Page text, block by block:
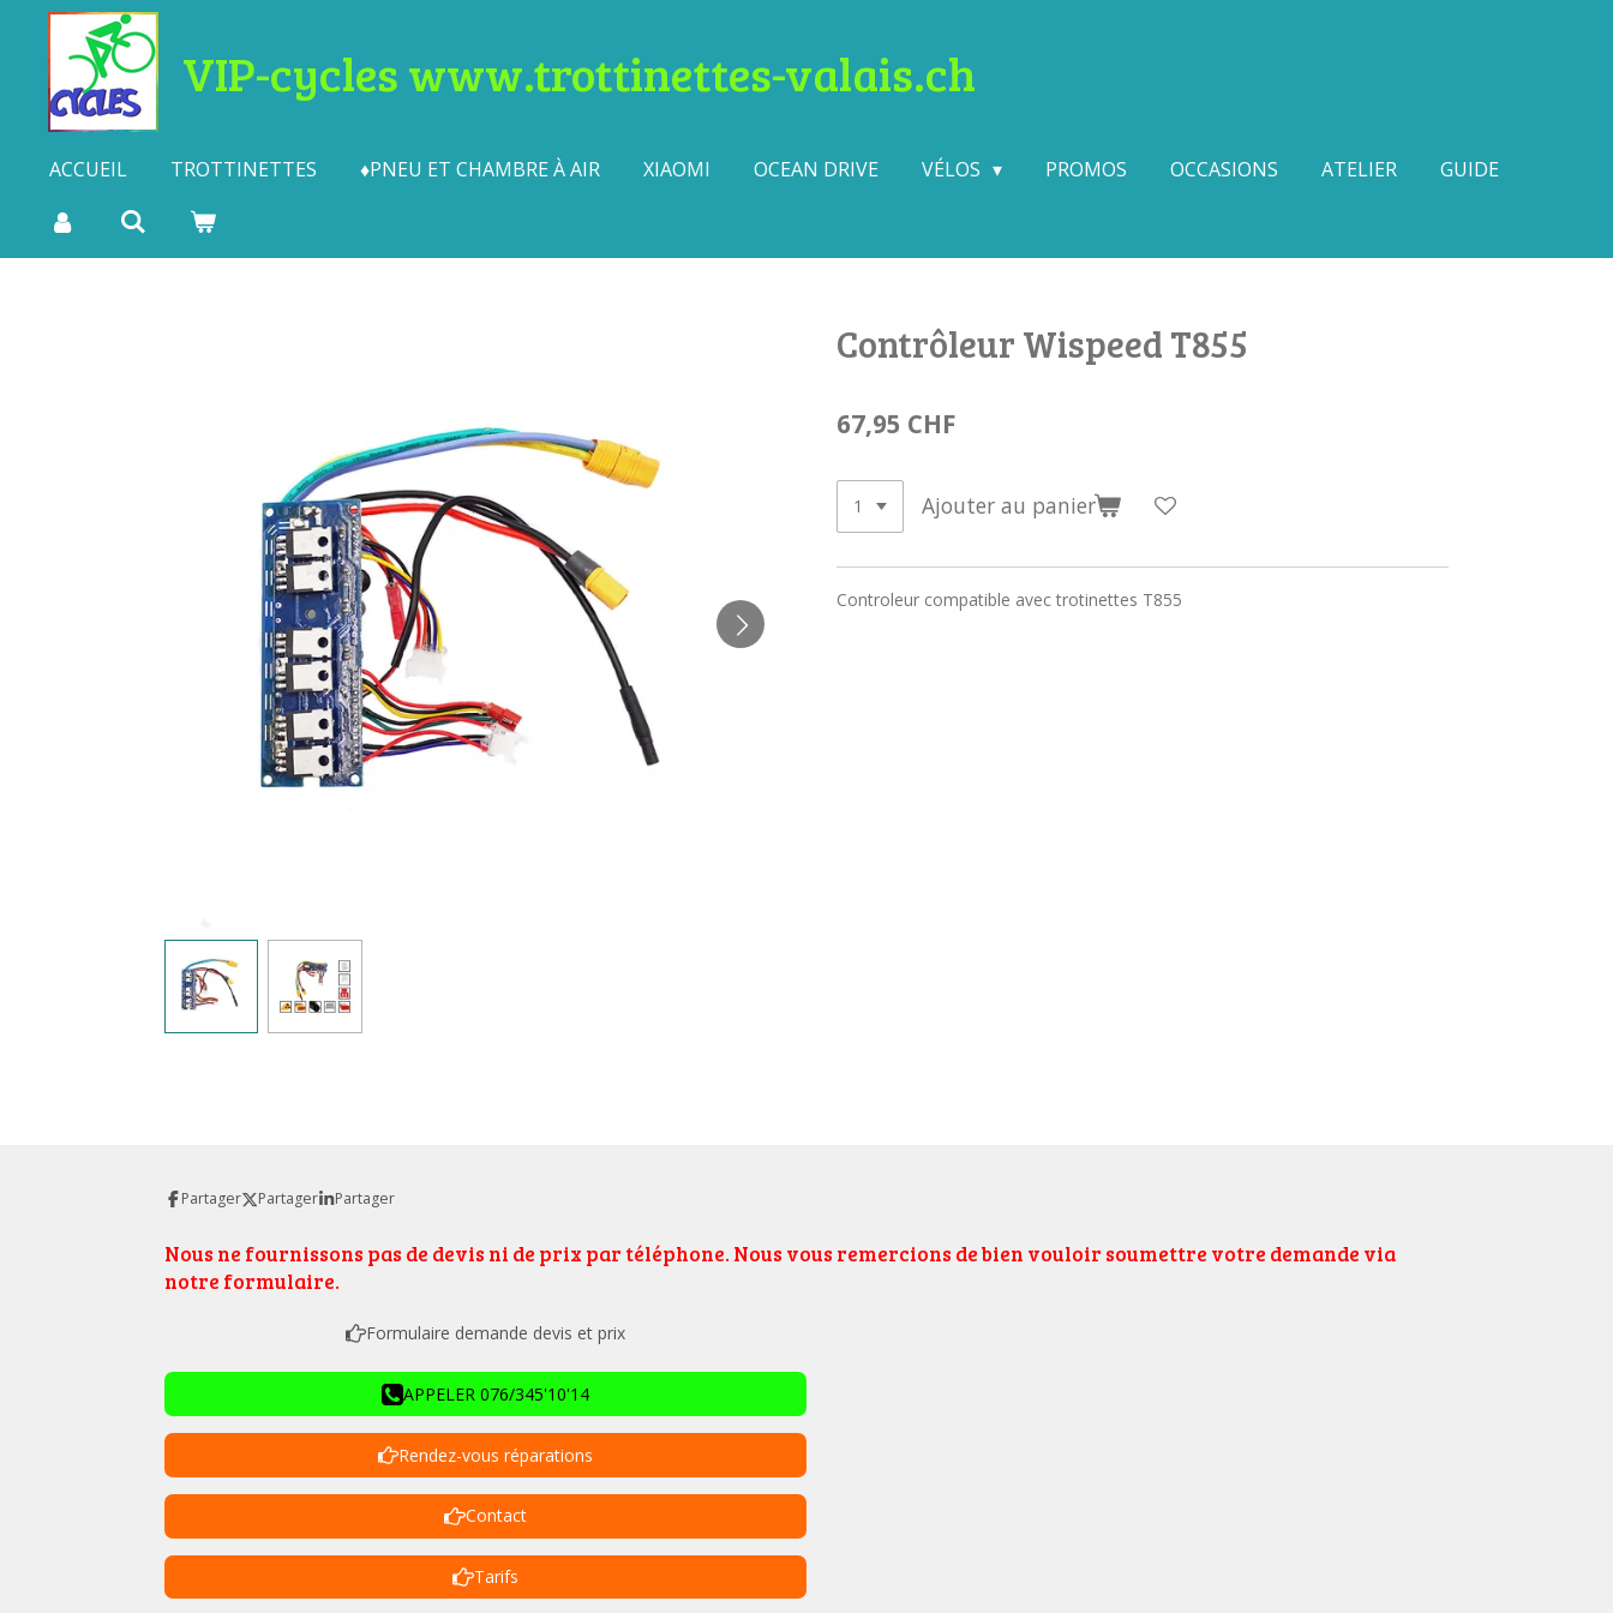
Passer
contenu
principal
VIP-cycles www.trottinettes-valais.ch
ACCUEIL TROTTINETTES ♦PNEU ET CHAMBRE À AIR XIAOMI OCEAN DRIVE VÉLOS PROMOS OCCASIONS ATELIER GUIDE
Contrôleur Wispeed T855
67,95 CHF
Ajouter au panier
Controleur compatible avec trotinettes T855
Partager Partager Partager
Nous ne fournissons pas de devis ni de prix par téléphone. Nous vous remercions de bien vouloir soumettre votre demande via
notre formulaire.
Formulaire demande devis et prix
APPELER 076/345'10'14
Rendez-vous réparations
Contact
Tarifs